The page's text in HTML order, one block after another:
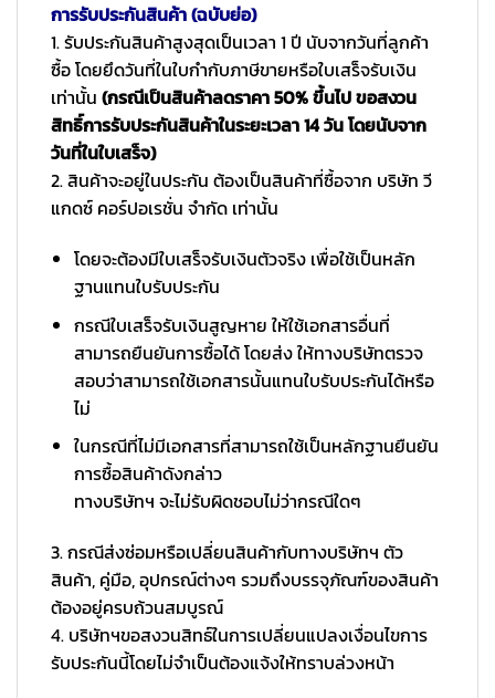
การรับประกันสินค้า (ฉบับย่อ)
1. รับประกันสินค้าสูงสุดเป็นเวลา 1 ปี นับจากวันที่ลูกค้า
ซื้อ โดยยึดวันที่ในใบกำกับภาษีขายหรือใบเสร็จรับเงิน
เท่านั้น (กรณีเป็นสินค้าลดราคา 50% ขึ้นไป ขอสงวน
สิทธิ์การรับประกันสินค้าในระยะเวลา 14 วัน โดยนับจาก
วันที่ในใบเสร็จ)
2. สินค้าจะอยู่ในประกัน ต้องเป็นสินค้าที่ซื้อจาก บริษัท วี
แกดซ์ คอร์ปอเรชั่น จำกัด เท่านั้น
โดยจะต้องมีใบเสร็จรับเงินตัวจริง เพื่อใช้เป็นหลัก
ฐานแทนใบรับประกัน
กรณีใบเสร็จรับเงินสูญหาย ให้ใช้เอกสารอื่นที่
สามารถยืนยันการซื้อได้ โดยส่ง ให้ทางบริษัทตรวจ
สอบว่าสามารถใช้เอกสารนั้นแทนใบรับประกันได้หรือ
ไม่
ในกรณีที่ไม่มีเอกสารที่สามารถใช้เป็นหลักฐานยืนยัน
การซื้อสินค้าดังกล่าว
ทางบริษัทฯ จะไม่รับผิดชอบไม่ว่ากรณีใดๆ
3. กรณีส่งซ่อมหรือเปลี่ยนสินค้ากับทางบริษัทฯ ตัว
สินค้า, คู่มือ, อุปกรณ์ต่างๆ รวมถึงบรรจุภัณฑ์ของสินค้า
ต้องอยู่ครบถ้วนสมบูรณ์
4. บริษัทฯขอสงวนสิทธ์ในการเปลี่ยนแปลงเงื่อนไขการ
รับประกันนี้โดยไม่จำเป็นต้องแจ้งให้ทราบล่วงหน้า